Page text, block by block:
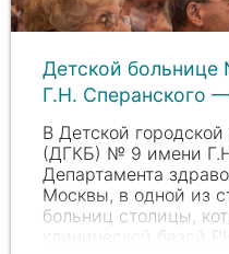
Детской
Г.Н. Сперанского
В Детской
(ДГКБ) № 9 имени
Департамента
Москвы, в одной из
больниц столицы,
клинической базой